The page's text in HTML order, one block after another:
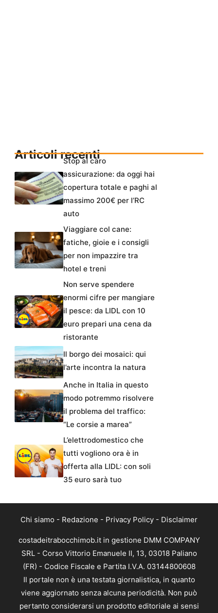
Articoli recenti
Stop al caro
assicurazione: da oggi hai
copertura totale e paghi al
massimo 200€ per l’RC
auto
Viaggiare col cane:
fatiche, gioie e i consigli
per non impazzire tra
hotel e treni
Non serve spendere
enormi cifre per mangiare
il pesce: da LIDL con 10
euro prepari una cena da
ristorante
Il borgo dei mosaici: qui
l’arte incontra la natura
Anche in Italia in questo
modo potremmo risolvere
il problema del traffico:
“Le corsie a marea”
L’elettrodomestico che
tutti vogliono ora è in
offerta alla LIDL: con soli
35 euro sarà tuo
Chi siamo - Redazione - Privacy Policy - Disclaimer
costadeitrabocchimob.it in gestione DMM COMPANY
SRL - Corso Vittorio Emanuele II, 13, 03018 Paliano
(FR) - Codice Fiscale e Partita I.V.A. 03144800608
Il portale non è una testata giornalistica, in quanto
viene aggiornato senza alcuna periodicità. Non può
pertanto considerarsi un prodotto editoriale ai sensi